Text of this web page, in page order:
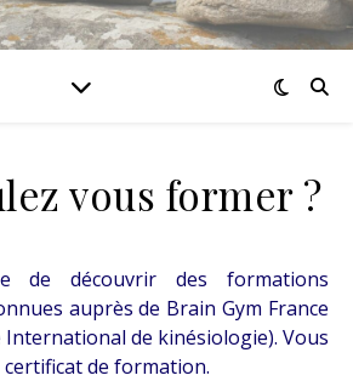
vous former ?
de découvrir des formations
auprès de Brain Gym France
International de kinésiologie). Vous
de formation.